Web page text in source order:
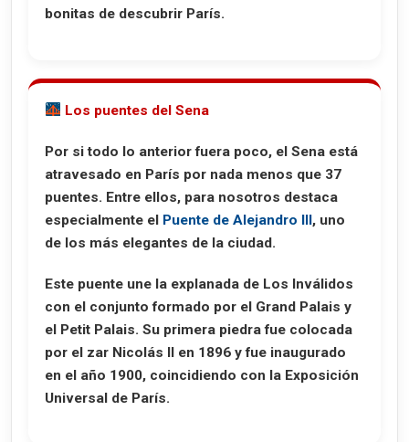
bonitas de descubrir París.
Los puentes del Sena
Por si todo lo anterior fuera poco, el Sena está
atravesado en París por nada menos que 37
puentes. Entre ellos, para nosotros destaca
especialmente el Puente de Alejandro III, uno
de los más elegantes de la ciudad.
Este puente une la explanada de Los Inválidos
con el conjunto formado por el Grand Palais y
el Petit Palais. Su primera piedra fue colocada
por el zar Nicolás II en 1896 y fue inaugurado
en el año 1900, coincidiendo con la Exposición
Universal de París.